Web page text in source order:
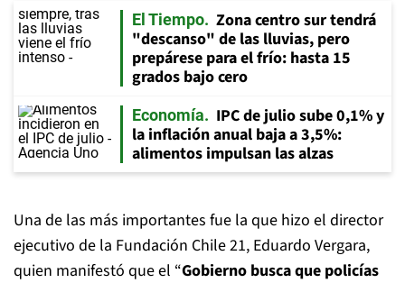
El Tiempo
Zona centro sur tendrá
"descanso" de las lluvias, pero
prepárese para el frío: hasta 15
grados bajo cero
Economía
IPC de julio sube 0,1% y
la inflación anual baja a 3,5%:
alimentos impulsan las alzas
Una de las más importantes fue la que hizo el director
ejecutivo de la Fundación Chile 21, Eduardo Vergara,
quien manifestó que el “Gobierno busca que policías